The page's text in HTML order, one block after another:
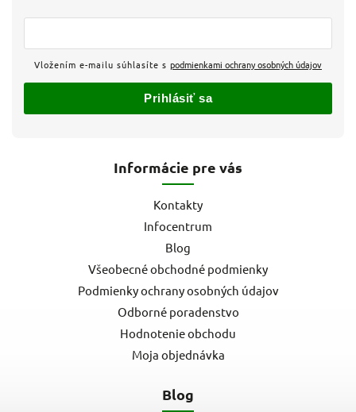
Informácie pre vás
Kontakty
Infocentrum
Blog
Všeobecné obchodné podmienky
Podmienky ochrany osobných údajov
Odborné poradenstvo
Hodnotenie obchodu
Moja objednávka
Blog
Vložením e-mailu súhlasíte s podmienkami ochrany osobných údajov
Prihlásiť sa